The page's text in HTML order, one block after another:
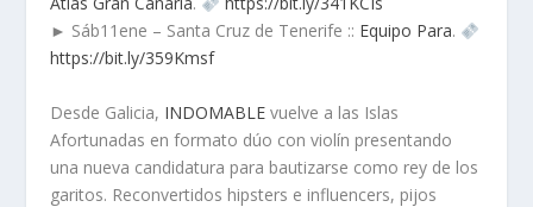
► Sáb11ene – Santa Cruz de Tenerife :: Equipo Para.
https://bit.ly/359Kmsf
Desde Galicia, INDOMABLE vuelve a las Islas
Afortunadas en formato dúo con violín presentando
una nueva candidatura para bautizarse como rey de los
garitos. Reconvertidos hipsters e influencers, pijos